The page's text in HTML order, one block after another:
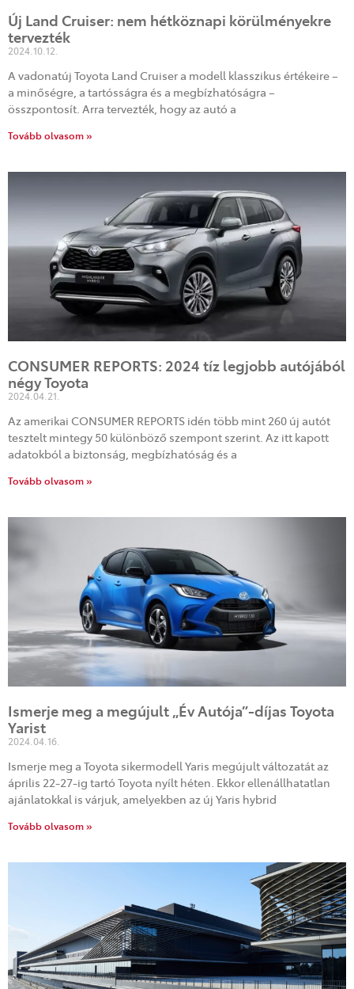
Új Land Cruiser: nem hétköznapi körülményekre
tervezték
2024.10.12.
A vadonatúj Toyota Land Cruiser a modell klasszikus értékeire –
a minőségre, a tartósságra és a megbízhatóságra –
összpontosít. Arra tervezték, hogy az autó a
Tovább olvasom »
CONSUMER REPORTS: 2024 tíz legjobb autójából
négy Toyota
2024.04.21.
Az amerikai CONSUMER REPORTS idén több mint 260 új autót
tesztelt mintegy 50 különböző szempont szerint. Az itt kapott
adatokból a biztonság, megbízhatóság és a
Tovább olvasom »
Ismerje meg a megújult „Év Autója”-díjas Toyota
Yarist
2024.04.16.
Ismerje meg a Toyota sikermodell Yaris megújult változatát az
április 22-27-ig tartó Toyota nyílt héten. Ekkor ellenállhatatlan
ajánlatokkal is várjuk, amelyekben az új Yaris hybrid
Tovább olvasom »